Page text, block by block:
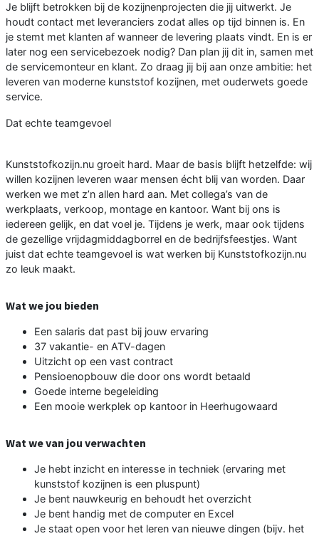
Je blijft betrokken bij de kozijnenprojecten die jij uitwerkt. Je
houdt contact met leveranciers zodat alles op tijd binnen is. En
je stemt met klanten af wanneer de levering plaats vindt. En is er
later nog een servicebezoek nodig? Dan plan jij dit in, samen met
de servicemonteur en klant. Zo draag jij bij aan onze ambitie: het
leveren van moderne kunststof kozijnen, met ouderwets goede
service.
Dat echte teamgevoel
Kunststofkozijn.nu groeit hard. Maar de basis blijft hetzelfde: wij
willen kozijnen leveren waar mensen écht blij van worden. Daar
werken we met z’n allen hard aan. Met collega’s van de
werkplaats, verkoop, montage en kantoor. Want bij ons is
iedereen gelijk, en dat voel je. Tijdens je werk, maar ook tijdens
de gezellige vrijdagmiddagborrel en de bedrijfsfeestjes. Want
juist dat echte teamgevoel is wat werken bij Kunststofkozijn.nu
zo leuk maakt.
Wat we jou bieden
Een salaris dat past bij jouw ervaring
37 vakantie- en ATV-dagen
Uitzicht op een vast contract
Pensioenopbouw die door ons wordt betaald
Goede interne begeleiding
Een mooie werkplek op kantoor in Heerhugowaard
Wat we van jou verwachten
Je hebt inzicht en interesse in techniek (ervaring met
kunststof kozijnen is een pluspunt)
Je bent nauwkeurig en behoudt het overzicht
Je bent handig met de computer en Excel
Je staat open voor het leren van nieuwe dingen (bijv. het